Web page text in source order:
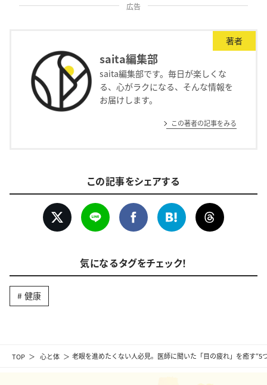
TOP 心と体 老眼を進めたくない人必見。医師に聞いた「目の疲れ」を癒す“5
広告
著者
saita編集部
saita編集部です。毎日が楽しくな
る、心がラクになる、そんな情報を
お届けします。
この著者の記事をみる
この記事をシェアする
気になるタグをチェック！
健康